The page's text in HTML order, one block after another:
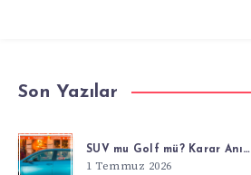
Son Yazılar
SUV mu Golf mü? Karar Anı…
1 Temmuz 2026